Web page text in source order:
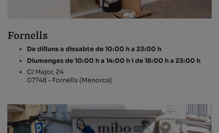
Fornells
De dilluns a dissabte de 10:00 h a 23:00 h
Diumenges de 10:00 h a 14:00 h i de 18:00 h a 23:00 h
C/ Major, 24
07748 - Fornells (Menorca)